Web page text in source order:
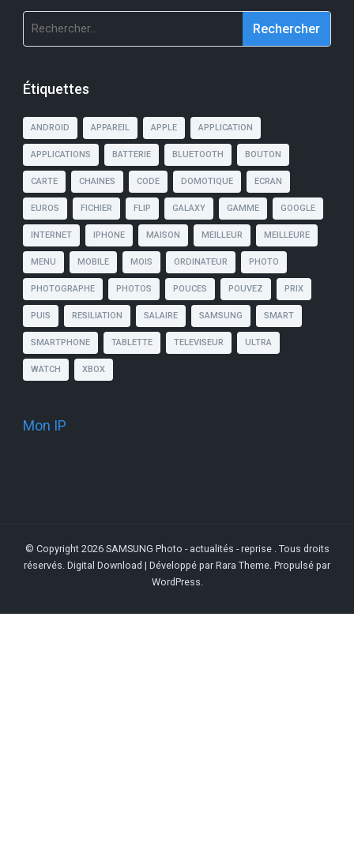
Rechercher :
Étiquettes
ANDROID APPAREIL APPLE APPLICATION
APPLICATIONS BATTERIE BLUETOOTH BOUTON
CARTE CHAINES CODE DOMOTIQUE ECRAN
EUROS FICHIER FLIP GALAXY GAMME GOOGLE
INTERNET IPHONE MAISON MEILLEUR MEILLEURE
MENU MOBILE MOIS ORDINATEUR PHOTO
PHOTOGRAPHE PHOTOS POUCES POUVEZ PRIX
PUIS RESILIATION SALAIRE SAMSUNG SMART
SMARTPHONE TABLETTE TELEVISEUR ULTRA
WATCH XBOX
Mon IP
© Copyright 2026 SAMSUNG Photo - actualités - reprise . Tous droits
réservés. Digital Download | Développé par Rara Theme. Propulsé par
WordPress.